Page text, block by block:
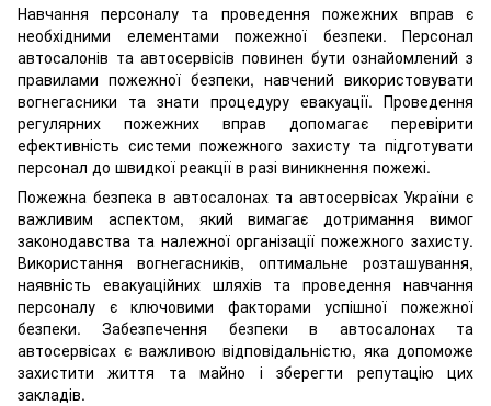
Навчання персоналу та проведення пожежних вправ є
необхідними елементами пожежної безпеки. Персонал
автосалонів та автосервісів повинен бути ознайомлений з
правилами пожежної безпеки, навчений використовувати
вогнегасники та знати процедуру евакуації. Проведення
регулярних пожежних вправ допомагає перевірити
ефективність системи пожежного захисту та підготувати
персонал до швидкої реакції в разі виникнення пожежі.
Пожежна безпека в автосалонах та автосервісах України є
важливим аспектом, який вимагає дотримання вимог
законодавства та належної організації пожежного захисту.
Використання вогнегасників, оптимальне розташування,
наявність евакуаційних шляхів та проведення навчання
персоналу є ключовими факторами успішної пожежної
безпеки. Забезпечення безпеки в автосалонах та
автосервісах є важливою відповідальністю, яка допоможе
захистити життя та майно і зберегти репутацію цих
закладів.